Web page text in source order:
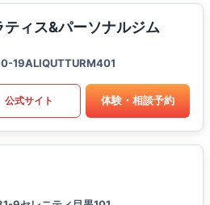
ィス&パーソナルジム
19ALIQUTTURM401
公式サイト 体験・相談予約